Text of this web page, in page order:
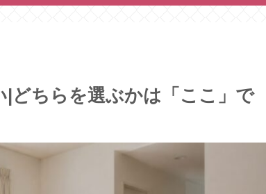
どちらを選ぶかは「ここ」で